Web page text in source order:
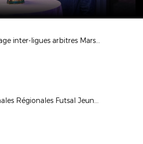
Stage inter-ligues arbitres Mars 2018
Finales Régionales Futsal Jeunes (secteur Est)